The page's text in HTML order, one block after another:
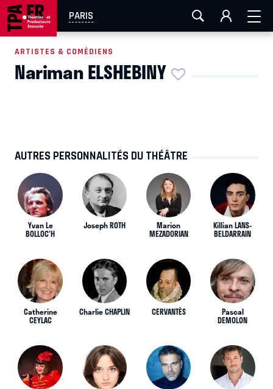
PARIS
AIX-MARSEILLE LA ROCHELLE
EN TOURNÉE
ARTISTES & COMÉDIENS
Nariman ELSHEBINY
AUTRES PERSONNALITÉS DU THÉÂTRE
Yvan Le
BOLLOC'H
Joseph ROTH Marion
MEZADORIAN
Killian LANS-
BELDARRAIN
Catherine
CEYLAC
Charlie CHAPLIN CERVANTÈS Pascal
DEMOLON